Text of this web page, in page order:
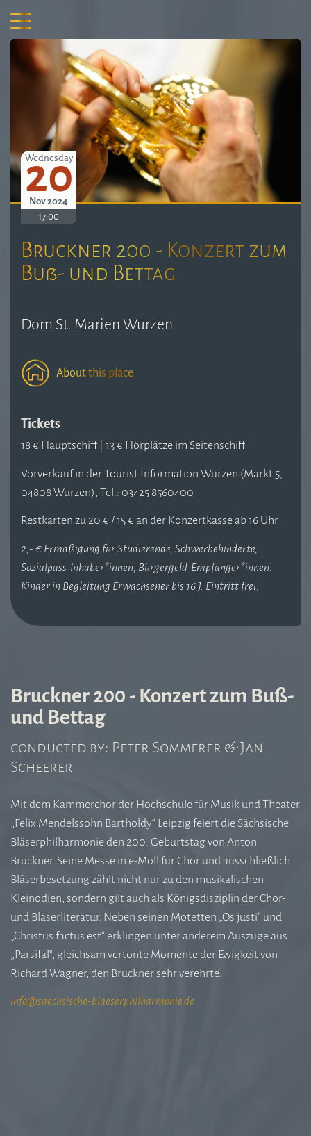
Wednesday
20
Nov 2024
17:00
Bruckner 200 - Konzert zum
Buß- und Bettag
Dom St. Marien Wurzen
About this place
Tickets
18 € Hauptschiff | 13 € Hörplätze im Seitenschiff
Vorverkauf in der Tourist Information Wurzen (Markt 5,
04808 Wurzen), Tel.: 03425 8560400
Restkarten zu 20 € / 15 € an der Konzertkasse ab 16 Uhr
2,- € Ermäßigung für Studierende, Schwerbehinderte,
Sozialpass-Inhaber*innen, Bürgergeld-Empfänger*innen.
Kinder in Begleitung Erwachsener bis 16 J. Eintritt frei.
Bruckner 200 - Konzert zum Buß-
und Bettag
conducted by: Peter Sommerer & Jan
Scheerer
Mit dem Kammerchor der Hochschule für Musik und Theater
„Felix Mendelssohn Bartholdy“ Leipzig feiert die Sächsische
Bläserphilharmonie den 200. Geburtstag von Anton
Bruckner. Seine Messe in e-Moll für Chor und ausschließlich
Bläserbesetzung zählt nicht nur zu den musikalischen
Kleinodien, sondern gilt auch als Königsdisziplin der Chor-
und Bläserliteratur. Neben seinen Motetten „Os justi“ und
„Christus factus est“ erklingen unter anderem Auszüge aus
„Parsifal“, gleichsam vertonte Momente der Ewigkeit von
Richard Wagner, den Bruckner sehr verehrte.